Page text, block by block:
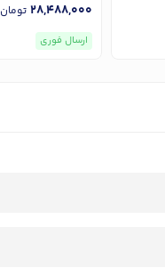
28,488,000 تومان
ارسال فوری